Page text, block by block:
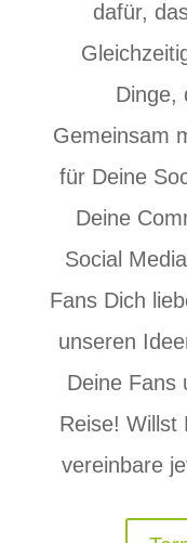
dafür,
Dinge,
Gemeinsam
für Deine
Deine
Social
Fans Dich
unseren
Deine Fans
Reise! Willst
vereinbare